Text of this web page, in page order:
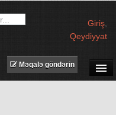
Giriş
Qeydiyyat
Məqalə göndərin